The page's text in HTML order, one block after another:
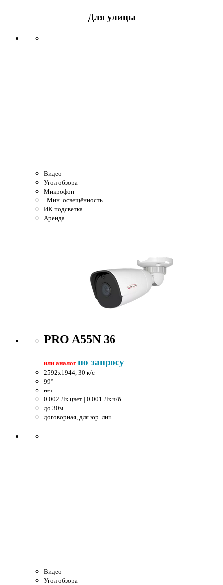
Для улицы
Видео
Угол обзора
Микрофон
Мин. освещённость
ИК подсветка
Аренда
PRO A55N 36
или аналог по запросу
2592x1944, 30 к/c
99°
нет
0.002 Лк цвет | 0.001 Лк ч/б
до 30м
договорная, для юр. лиц
Видео
Угол обзора